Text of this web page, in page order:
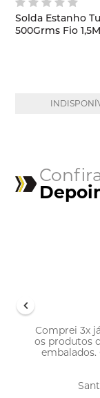
Solda Estanho
500Grms Fio
Comprei 3x
os produtos